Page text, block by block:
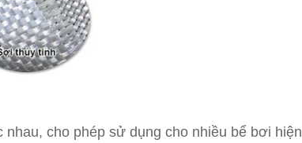
cho phép sử dụng cho nhiều bể bơi hiện